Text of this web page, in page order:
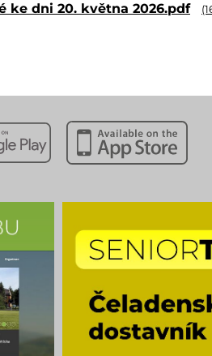
ke dni 20. května 2026.pdf
z Google Play Stáhnout z